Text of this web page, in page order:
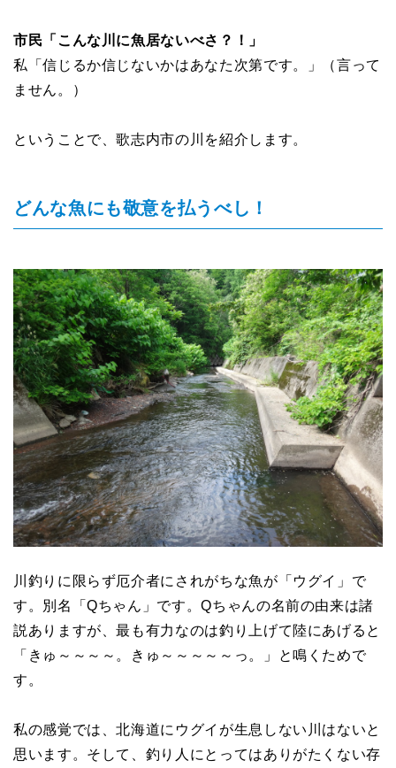
市民「こんな川に魚居ないべさ？！」
私「信じるか信じないかはあなた次第です。」（言って
ません。）
ということで、歌志内市の川を紹介します。
どんな魚にも敬意を払うべし！
川釣りに限らず厄介者にされがちな魚が「ウグイ」で
す。別名「Qちゃん」です。Qちゃんの名前の由来は諸
説ありますが、最も有力なのは釣り上げて陸にあげると
「きゅ～～～～。きゅ～～～～～っ。」と鳴くためで
す。
私の感覚では、北海道にウグイが生息しない川はないと
思います。そして、釣り人にとってはありがたくない存